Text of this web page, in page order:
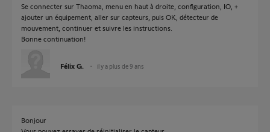
Se connecter sur Thaoma, menu en haut à droite, configuration, IO, +
ajouter un équipement, aller sur capteurs, puis OK, détecteur de
mouvement, continuer et suivre les instructions.
Bonne continuation!
Félix G. il y a plus de 9 ans
Bonjour